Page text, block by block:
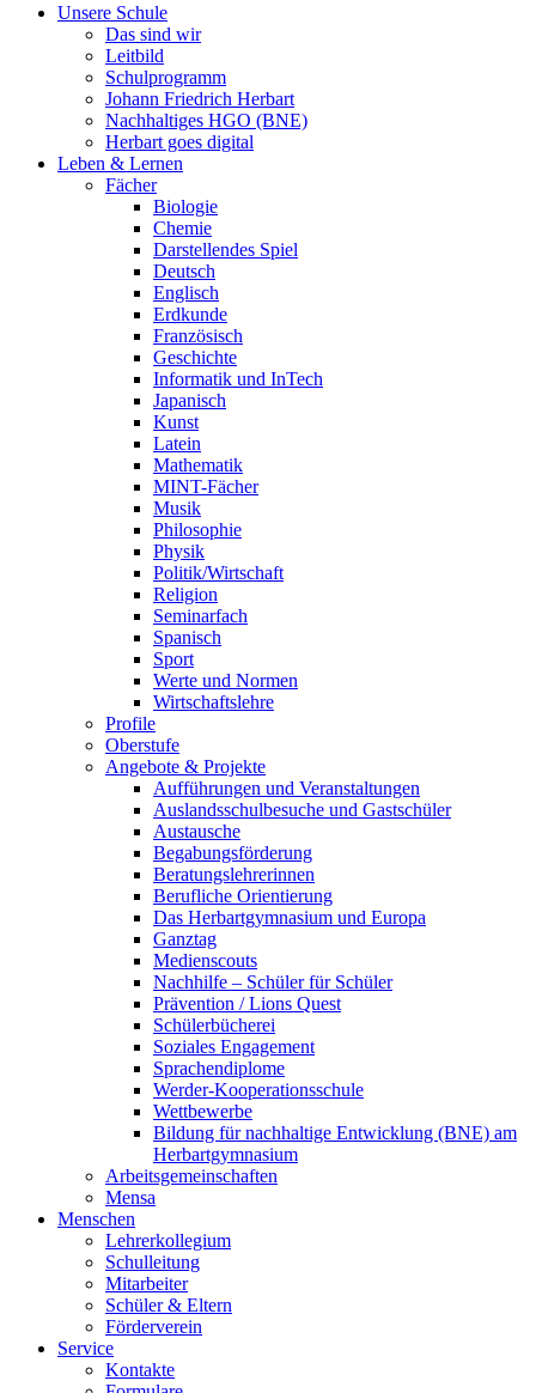
Unsere Schule
Das sind wir
Leitbild
Schulprogramm
Johann Friedrich Herbart
Nachhaltiges HGO (BNE)
Herbart goes digital
Leben & Lernen
Fächer
Biologie
Chemie
Darstellendes Spiel
Deutsch
Englisch
Erdkunde
Französisch
Geschichte
Informatik und InTech
Japanisch
Kunst
Latein
Mathematik
MINT-Fächer
Musik
Philosophie
Physik
Politik/Wirtschaft
Religion
Seminarfach
Spanisch
Sport
Werte und Normen
Wirtschaftslehre
Profile
Oberstufe
Angebote & Projekte
Aufführungen und Veranstaltungen
Auslandsschulbesuche und Gastschüler
Austausche
Begabungsförderung
Beratungslehrerinnen
Berufliche Orientierung
Das Herbartgymnasium und Europa
Ganztag
Medienscouts
Nachhilfe – Schüler für Schüler
Prävention / Lions Quest
Schülerbücherei
Soziales Engagement
Sprachendiplome
Werder-Kooperationsschule
Wettbewerbe
Bildung für nachhaltige Entwicklung (BNE) am
Herbartgymnasium
Arbeitsgemeinschaften
Mensa
Menschen
Lehrerkollegium
Schulleitung
Mitarbeiter
Schüler & Eltern
Förderverein
Service
Kontakte